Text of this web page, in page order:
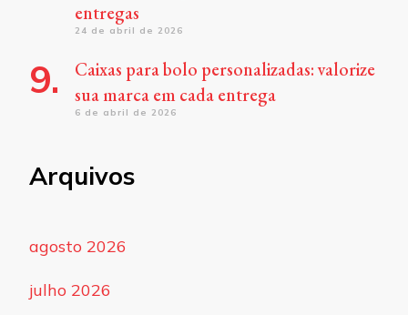
entregas
24 de abril de 2026
Caixas para bolo personalizadas: valorize
sua marca em cada entrega
6 de abril de 2026
Arquivos
agosto 2026
julho 2026